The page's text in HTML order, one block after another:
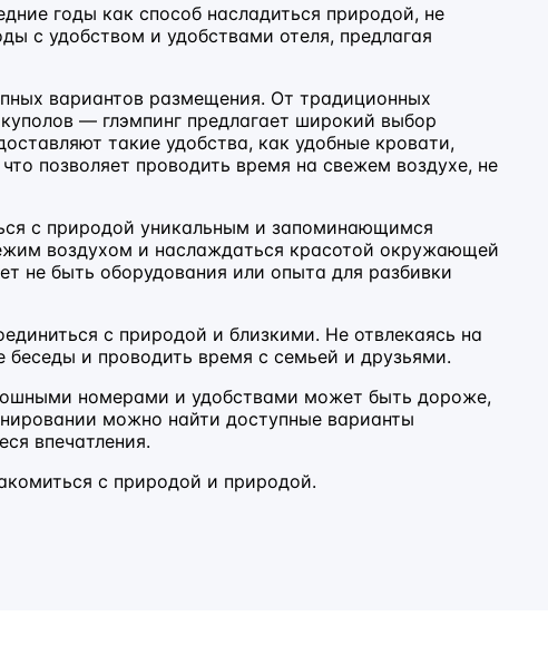
годы как способ насладиться природой, не
с удобством и удобствами отеля, предлагая
вариантов размещения. От традиционных
— глэмпинг предлагает широкий выбор
такие удобства, как удобные кровати,
позволяет проводить время на свежем воздухе, не
с природой уникальным и запоминающимся
воздухом и наслаждаться красотой окружающей
не быть оборудования или опыта для разбивки
с природой и близкими. Не отвлекаясь на
и проводить время с семьей и друзьями.
номерами и удобствами может быть дороже,
можно найти доступные варианты
впечатления.
с природой и природой.